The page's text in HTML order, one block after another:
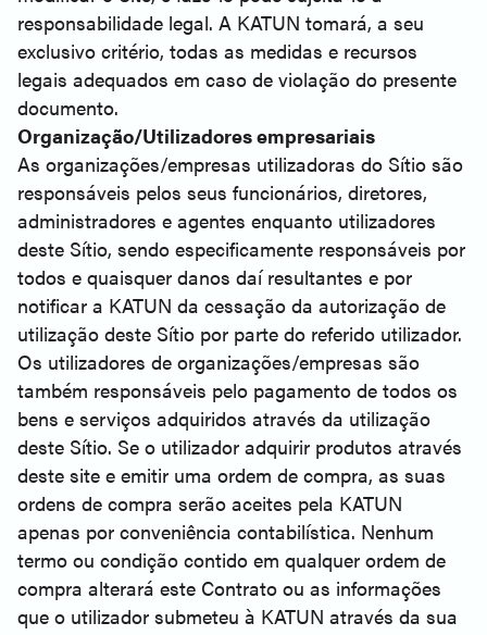
responsabilidade legal. A KATUN tomará, a seu
exclusivo critério, todas as medidas e recursos
legais adequados em caso de violação do presente
documento.
Organização/Utilizadores empresariais
As organizações/empresas utilizadoras do Sítio são
responsáveis pelos seus funcionários, diretores,
administradores e agentes enquanto utilizadores
deste Sítio, sendo especificamente responsáveis por
todos e quaisquer danos daí resultantes e por
notificar a KATUN da cessação da autorização de
utilização deste Sítio por parte do referido utilizador.
Os utilizadores de organizações/empresas são
também responsáveis pelo pagamento de todos os
bens e serviços adquiridos através da utilização
deste Sítio. Se o utilizador adquirir produtos através
deste site e emitir uma ordem de compra, as suas
ordens de compra serão aceites pela KATUN
apenas por conveniência contabilística. Nenhum
termo ou condição contido em qualquer ordem de
compra alterará este Contrato ou as informações
que o utilizador submeteu à KATUN através da sua